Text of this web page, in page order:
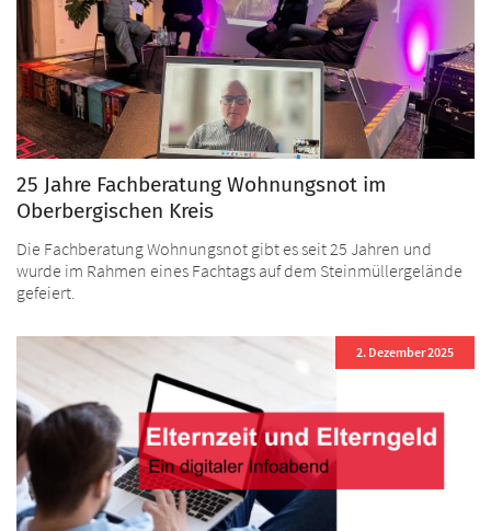
25 Jahre Fachberatung Wohnungsnot im
Oberbergischen Kreis
Die Fachberatung Wohnungsnot gibt es seit 25 Jahren und
wurde im Rahmen eines Fachtags auf dem Steinmüllergelände
gefeiert.
2. Dezember 2025